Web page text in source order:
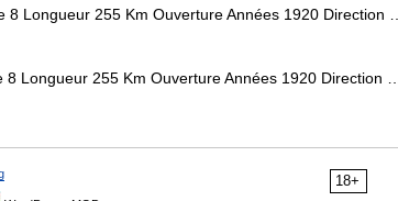
Longueur 255 Km Ouverture Années 1920 Direction …
Longueur 255 Km Ouverture Années 1920 Direction …
18+